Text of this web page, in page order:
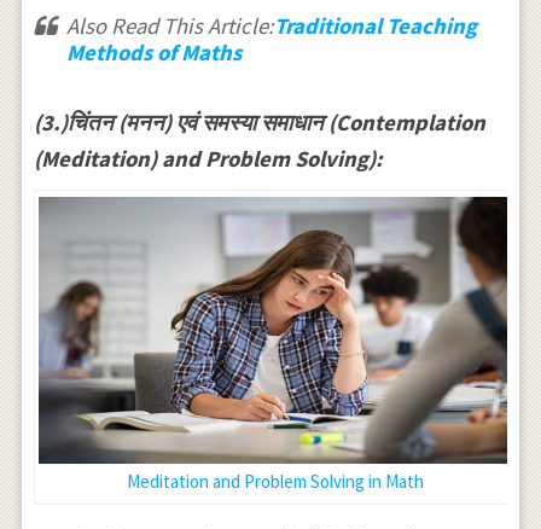
Also Read This Article:Traditional Teaching
Methods of Maths
(3.)चिंतन (मनन) एवं समस्या समाधान (Contemplation
(Meditation) and Problem Solving):
Meditation and Problem Solving in Math